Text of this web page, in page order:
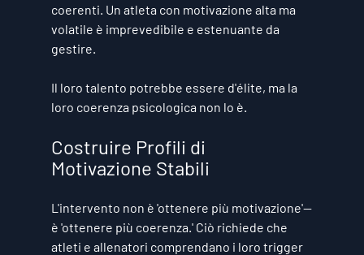
coerenti. Un atleta con motivazione alta ma
volatile è imprevedibile e estenuante da
gestire.
Il loro talento potrebbe essere d'élite, ma la
loro coerenza psicologica non lo è.
Costruire Profili di
Motivazione Stabili
L'intervento non è 'ottenere più motivazione'—
è 'ottenere più coerenza.' Ciò richiede che
atleti e allenatori comprendano i loro trigger